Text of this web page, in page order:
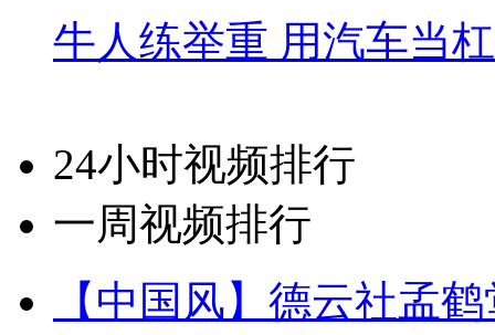
牛人练举重 用汽车当
24小时视频排行
一周视频排行
【中国风】德云社孟